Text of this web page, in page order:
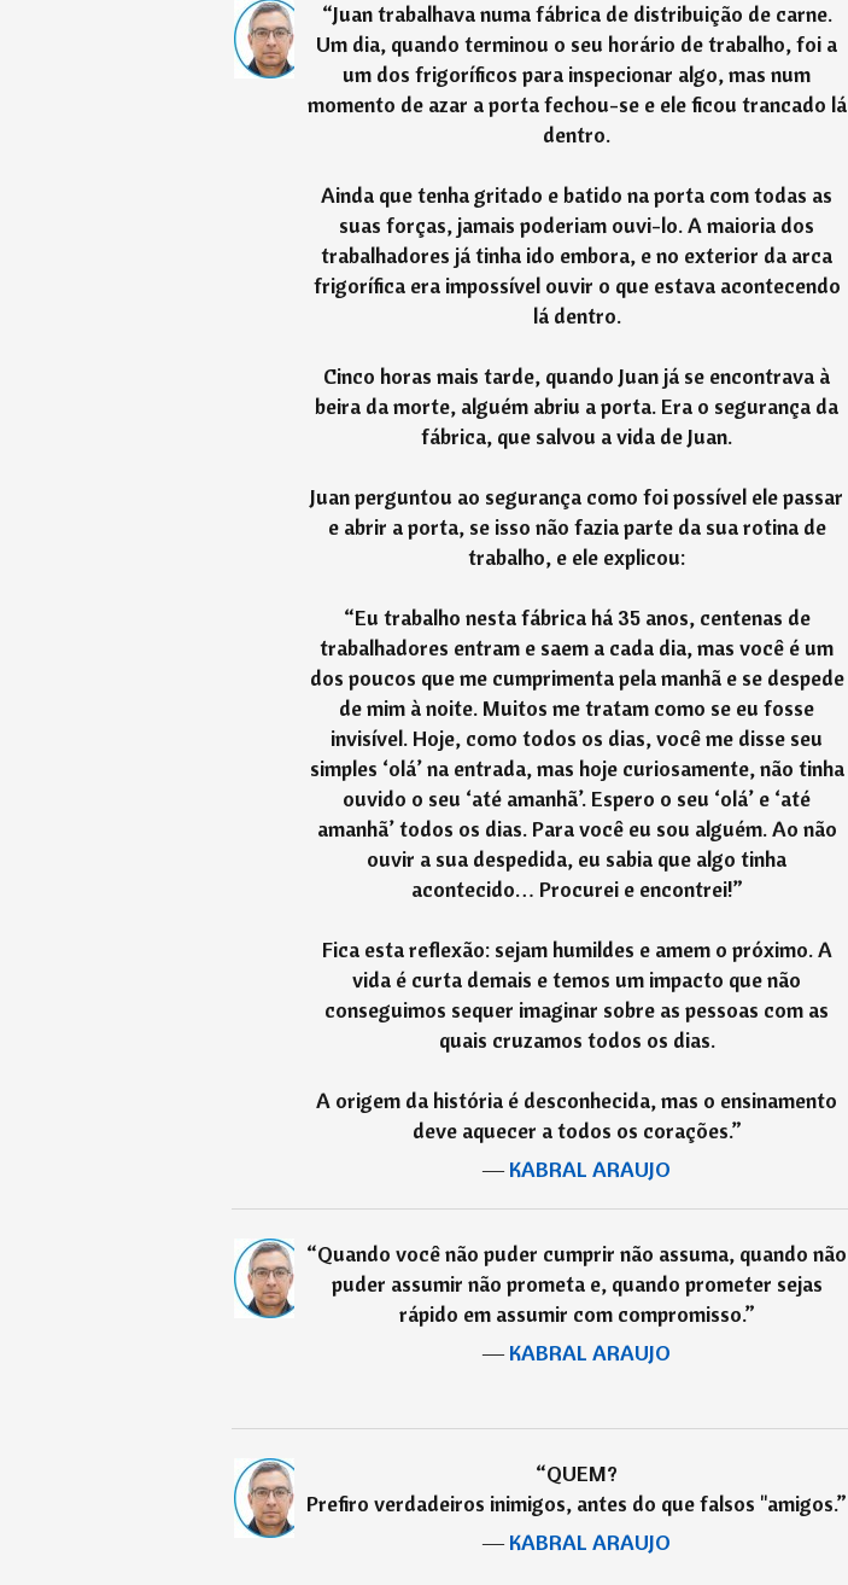
“Juan trabalhava numa fábrica de distribuição de carne.
Um dia, quando terminou o seu horário de trabalho, foi a
um dos frigoríficos para inspecionar algo, mas num
momento de azar a porta fechou-se e ele ficou trancado lá
dentro.
Ainda que tenha gritado e batido na porta com todas as
suas forças, jamais poderiam ouvi-lo. A maioria dos
trabalhadores já tinha ido embora, e no exterior da arca
frigorífica era impossível ouvir o que estava acontecendo
lá dentro.
Cinco horas mais tarde, quando Juan já se encontrava à
beira da morte, alguém abriu a porta. Era o segurança da
fábrica, que salvou a vida de Juan.
Juan perguntou ao segurança como foi possível ele passar
e abrir a porta, se isso não fazia parte da sua rotina de
trabalho, e ele explicou:
“Eu trabalho nesta fábrica há 35 anos, centenas de
trabalhadores entram e saem a cada dia, mas você é um
dos poucos que me cumprimenta pela manhã e se despede
de mim à noite. Muitos me tratam como se eu fosse
invisível. Hoje, como todos os dias, você me disse seu
simples ‘olá’ na entrada, mas hoje curiosamente, não tinha
ouvido o seu ‘até amanhã’. Espero o seu ‘olá’ e ‘até
amanhã’ todos os dias. Para você eu sou alguém. Ao não
ouvir a sua despedida, eu sabia que algo tinha
acontecido… Procurei e encontrei!”
Fica esta reflexão: sejam humildes e amem o próximo. A
vida é curta demais e temos um impacto que não
conseguimos sequer imaginar sobre as pessoas com as
quais cruzamos todos os dias.
A origem da história é desconhecida, mas o ensinamento
deve aquecer a todos os corações.”
―KABRAL ARAUJO
“Quando você não puder cumprir não assuma, quando não
puder assumir não prometa e, quando prometer sejas
rápido em assumir com compromisso.”
―KABRAL ARAUJO
“QUEM?
Prefiro verdadeiros inimigos, antes do que falsos "amigos.”
―KABRAL ARAUJO